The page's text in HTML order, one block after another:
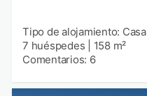
Tipo de alojamiento: Casa
7 huéspedes
158 m²
Comentarios: 6